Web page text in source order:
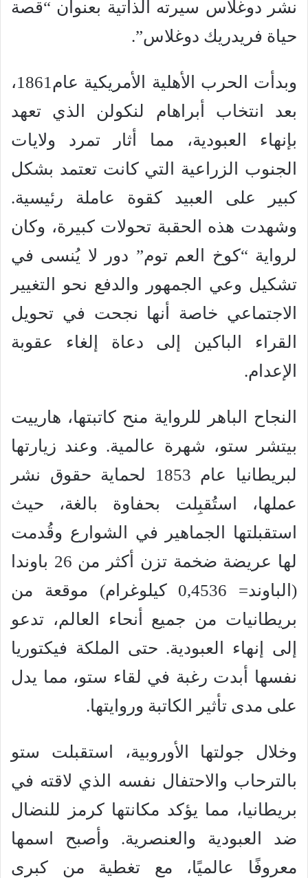
نشر دوغلاس سيرته الذاتية بعنوان “قصة
حياة فريدريك دوغلاس”.
وبدأت الحرب الأهلية الأمريكية عام1861،
بعد انتخاب أبراهام لنكولن الذي تعهد
بإنهاء العبودية، مما أثار تمرد ولايات
الجنوب الزراعية التي كانت تعتمد بشكل
كبير على العبيد كقوة عاملة رئيسية.
وشهدت هذه الحقبة تحولات كبيرة، وكان
لرواية “كوخ العم توم” دور لا يُنسى في
تشكيل وعي الجمهور والدفع نحو التغيير
الاجتماعي خاصة أنها نجحت في تحويل
القراء الباكين إلى دعاة إلغاء عقوبة
الإعدام.
النجاح الباهر للرواية منح كاتبتها، هارييت
بيتشر ستو، شهرة عالمية. وعند زيارتها
لبريطانيا عام 1853 لحماية حقوق نشر
عملها، استُقبِلت بحفاوة بالغة، حيث
استقبلتها الجماهير في الشوارع وقُدمت
لها عريضة ضخمة تزن أكثر من 26 باوندا
(الباوند= 0,4536 كيلوغرام) موقعة من
بريطانيات من جميع أنحاء العالم، تدعو
إلى إنهاء العبودية. حتى الملكة فيكتوريا
نفسها أبدت رغبة في لقاء ستو، مما يدل
على مدى تأثير الكاتبة وروايتها.
وخلال جولتها الأوروبية، استقبلت ستو
بالترحاب والاحتفال نفسه الذي لاقته في
بريطانيا، مما يؤكد مكانتها كرمز للنضال
ضد العبودية والعنصرية. وأصبح اسمها
معروفًا عالميًا، مع تغطية من كبرى